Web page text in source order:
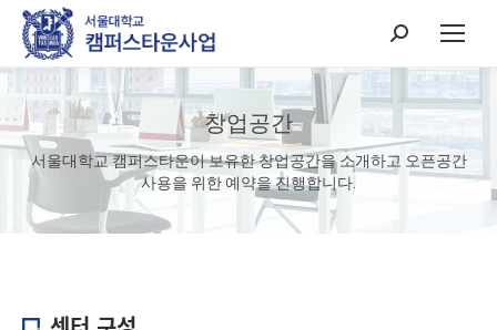
Search:
창업공간
서울대학교 캠퍼스타운이 보유한 창업공간을 소개하고 오픈공간
사용을 위한 예약을 진행합니다.